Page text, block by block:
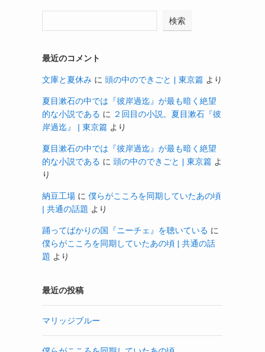
検索
最近のコメント
文庫と夏休み に 頭の中のできごと | 東京篇 より
夏目漱石の中では『彼岸過迄』が最も暗く絶望
的な小説である に ２回目の小説。夏目漱石『彼
岸過迄』 | 東京篇 より
夏目漱石の中では『彼岸過迄』が最も暗く絶望
的な小説である に 頭の中のできごと | 東京篇 よ
り
納豆工場 に 僕らがこころを同期していたあの頃
| 共通の話題 より
踊ってばかりの国『ニーチェ』を聴いている に
僕らがこころを同期していたあの頃 | 共通の話
題 より
最近の投稿
マリッジブルー